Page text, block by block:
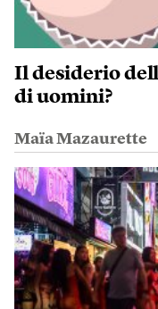
Il desiderio
di uomini?
Maïa Mazaurette